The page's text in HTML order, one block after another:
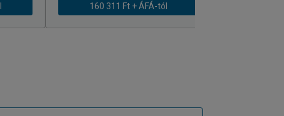
160 311 Ft + ÁFÁ-tól